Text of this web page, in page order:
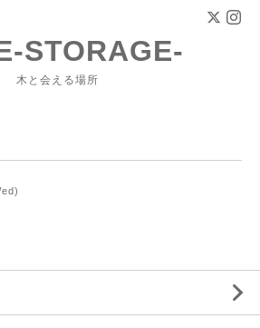
STORAGE-
木と会える場所